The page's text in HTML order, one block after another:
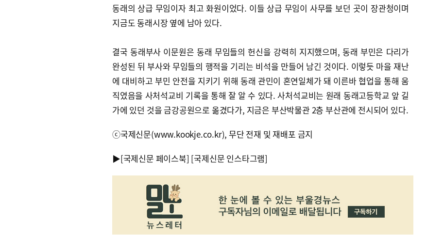
동래의 상급 무임이자 최고 화원이었다. 이들 상급 무임이 사무를 보던 곳이 장관청이며
지금도 동래시장 옆에 남아 있다.
결국 동래부사 이문원은 동래 무임들의 헌신을 강력히 지지했으며, 동래 부민은 다리가
완성된 뒤 부사와 무임들의 행적을 기리는 비석을 만들어 남긴 것이다. 이렇듯 마을 재난
에 대비하고 부민 안전을 지키기 위해 동래 관민이 혼연일체가 돼 이른바 협업을 통해 움
직였음을 사처석교비 기록을 통해 잘 알 수 있다. 사처석교비는 원래 동래고등학교 앞 길
가에 있던 것을 금강공원으로 옮겼다가, 지금은 부산박물관 2층 부산관에 전시되어 있다.
ⓒ국제신문(www.kookje.co.kr), 무단 전재 및 재배포 금지
▶[국제신문 페이스북] [국제신문 인스타그램]